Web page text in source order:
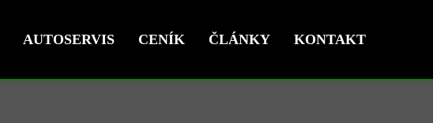
AUTOSERVIS CENÍK ČLÁNKY KONTAKT